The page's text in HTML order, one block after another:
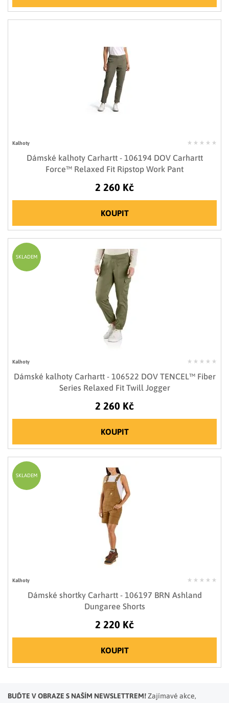
Kalhoty
Dámské kalhoty Carhartt - 106194 DOV Carhartt
Force™ Relaxed Fit Ripstop Work Pant
2 260 Kč
KOUPIT
Kalhoty
Dámské kalhoty Carhartt - 106522 DOV TENCEL™ Fiber
Series Relaxed Fit Twill Jogger
2 260 Kč
KOUPIT
SKLADEM
Kalhoty
Dámské shortky Carhartt - 106197 BRN Ashland
Dungaree Shorts
2 220 Kč
KOUPIT
SKLADEM
BUĎTE V OBRAZE S NAŠÍM NEWSLETTREM!Zajímavé akce,